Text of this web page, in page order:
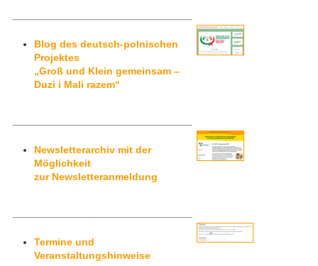
Ausschreibungen
Elternratgeber
Serie Biedronka, Maus & Žába
Nachbarsprachkoffer
Wanderausstellung
Interreg BB-PL 2021-2027
Interreg PLSN 2014-2020
Modellprojekte 2019/2020
Aktionslandkarte
Mitwirkung anmelden
Informationen für Mitwirkende
Übersicht Mitwirkende
Öffentlichkeitsarbeit
Blog des deutsch-polnischen
Projektes
„Groß und Klein gemeinsam –
Duzi i Mali razem“
Newsletterarchiv mit der
Möglichkeit
zur Newsletteranmeldung
Termine und
Veranstaltungshinweise